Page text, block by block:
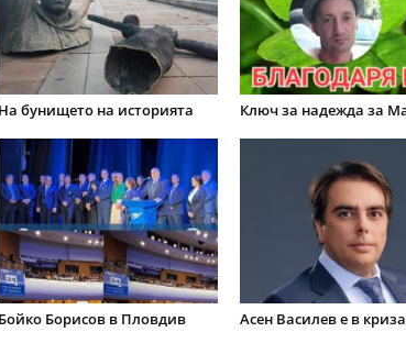
На бунището на историята Ключ за надежда за
Бойко Борисов в Пловдив Асен Василев е в криза